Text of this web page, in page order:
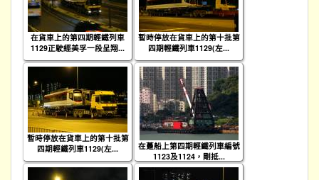
在貨車上的第四期輕鐵列車
1129正駛經美孚一段呈翔...
暫時停放在貨車上的第十批第
四期輕鐵列車1129(左...
暫時停放在貨車上的第十批第
四期輕鐵列車1129(左...
在躉船上第四期輕鐵列車編號
1123及1124，剛抵...